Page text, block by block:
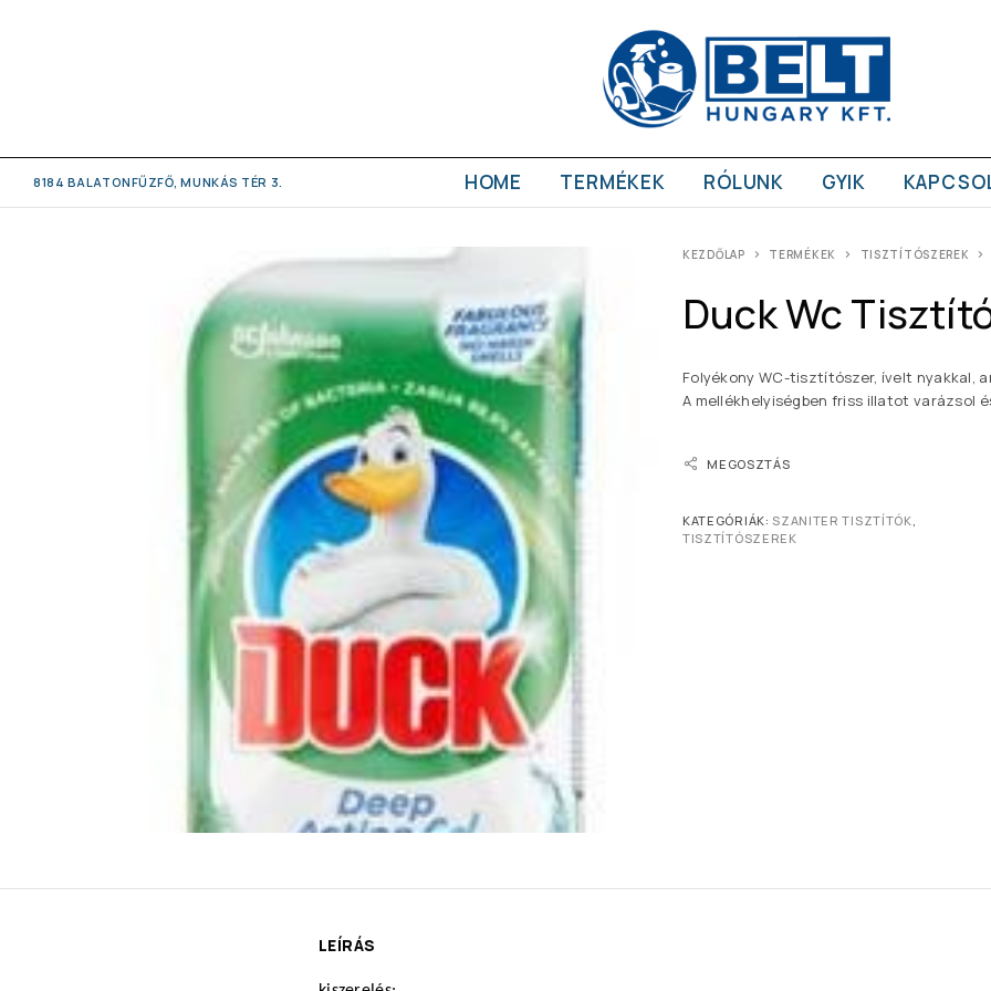
8184 BALATONFŰZFŐ, MUNKÁS TÉR 3. HOME TERMÉKEK RÓLUNK GYIK
KEZDŐLAP TERMÉKEK TISZTÍTÓSZEREK
Duck Wc
Folyékony WC-tisztítószer, ívelt nyakkal,
A mellékhelyiségben friss illatot varázsol
MEGOSZTÁS
KATEGÓRIÁK: SZANITER TISZTÍTÓK
TISZTÍTÓSZEREK
LEÍRÁS